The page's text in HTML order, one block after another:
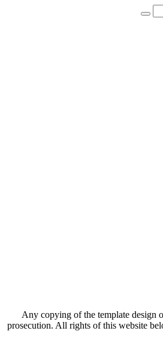
Any copying of the template design
prosecution. All rights of this website